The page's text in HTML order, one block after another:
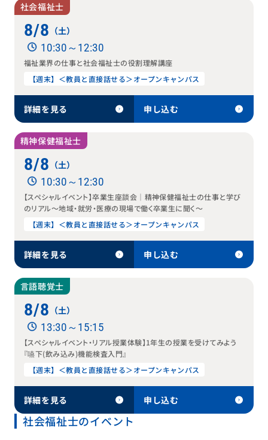
社会福祉士
8/8 （土）
10:30～12:30
福祉業界の仕事と社会福祉士の役割理解講座
【週末】＜教員と直接話せる＞オープンキャンパス
詳細を見る 申し込む
精神保健福祉士
8/8 （土）
10:30～12:30
【スペシャルイベント】卒業生座談会｜精神保健福祉士の仕事と学び
のリアル〜地域・就労・医療の現場で働く卒業生に聞く〜
【週末】＜教員と直接話せる＞オープンキャンパス
詳細を見る 申し込む
言語聴覚士
8/8 （土）
13:30～15:15
【スペシャルイベント・リアル授業体験】1年生の授業を受けてみよう
『嚥下(飲み込み)機能検査入門』
【週末】＜教員と直接話せる＞オープンキャンパス
詳細を見る 申し込む
社会福祉士のイベント